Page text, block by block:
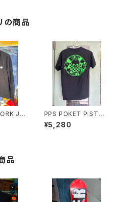
の商品
JA
PPS POKET PISTOL
S Tシャツ
¥5,280
品